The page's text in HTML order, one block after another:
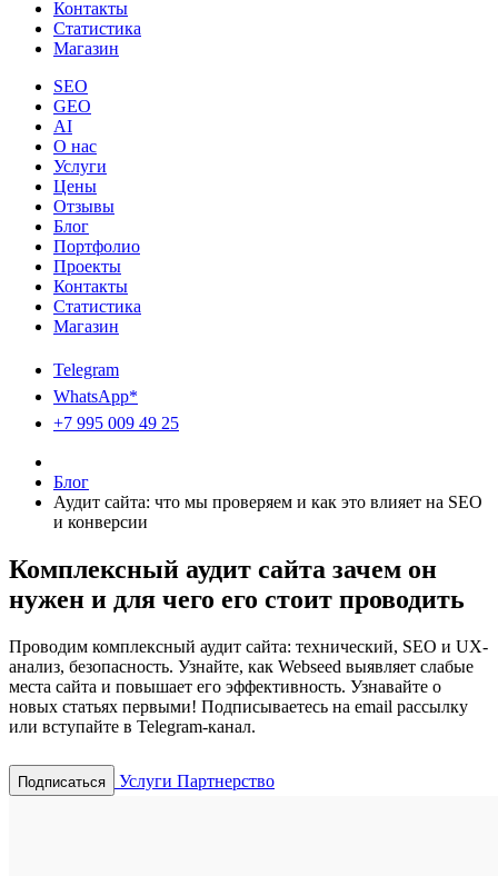
Контакты
Статистика
Магазин
SEO
GEO
AI
О нас
Услуги
Цены
Отзывы
Блог
Портфолио
Проекты
Контакты
Статистика
Магазин
Telegram
WhatsApp*
+7 995 009 49 25
Блог
Аудит сайта: что мы проверяем и как это влияет на SEO
и конверсии
Комплексный аудит сайта зачем он
нужен и для чего его стоит проводить
Проводим комплексный аудит сайта: технический, SEO и UX-
анализ, безопасность. Узнайте, как Webseed выявляет слабые
места сайта и повышает его эффективность. Узнавайте о
новых статьях первыми! Подписываетесь на email рассылку
или вступайте в Telegram-канал.
Подписаться Услуги Партнерство